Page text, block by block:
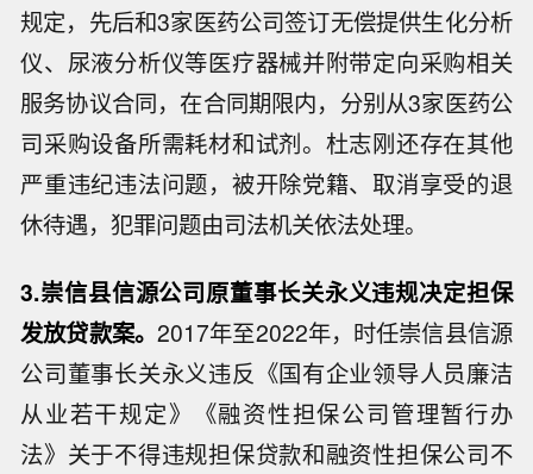
规定，先后和3家医药公司签订无偿提供生化分析
仪、尿液分析仪等医疗器械并附带定向采购相关
服务协议合同，在合同期限内，分别从3家医药公
司采购设备所需耗材和试剂。杜志刚还存在其他
严重违纪违法问题，被开除党籍、取消享受的退
休待遇，犯罪问题由司法机关依法处理。
3.崇信县信源公司原董事长关永义违规决定担保
发放贷款案。2017年至2022年，时任崇信县信源
公司董事长关永义违反《国有企业领导人员廉洁
从业若干规定》《融资性担保公司管理暂行办
法》关于不得违规担保贷款和融资性担保公司不